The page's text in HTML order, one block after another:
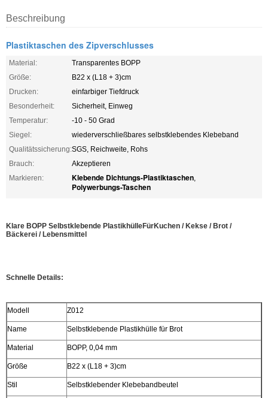
Beschreibung
Plastiktaschen des Zipverschlusses
Material:
Transparentes BOPP
Größe:
B22 x (L18 + 3)cm
Drucken:
einfarbiger Tiefdruck
Besonderheit:
Sicherheit, Einweg
Temperatur:
-10 - 50 Grad
Siegel:
wiederverschließbares selbstklebendes Klebeband
Qualitätssicherung:SGS, Reichweite, Rohs
Brauch:
Akzeptieren
Markieren:
Klebende Dichtungs-Plastiktaschen,
Polywerbungs-Taschen
Klare BOPP Selbstklebende PlastikhülleFürKuchen / Kekse / Brot /
Bäckerei / Lebensmittel
Schnelle Details:
Modell Z012
Name Selbstklebende Plastikhülle für Brot
Material BOPP, 0,04 mm
Größe B22 x (L18 + 3)cm
Stil Selbstklebender Klebebandbeutel